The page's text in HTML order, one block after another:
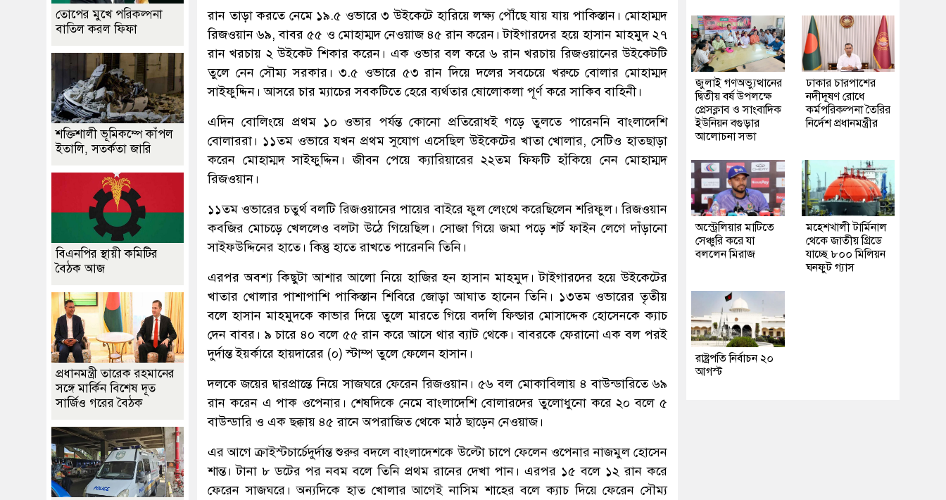
রান তাড়া করতে নেমে ১৯.৫ ওভারে ৩ উইকেটে হারিয়ে লক্ষ্য পৌঁছে যায় যায় পাকিস্তান। মোহাম্মদ
রিজওয়ান ৬৯, বাবর ৫৫ ও মোহাম্মদ নেওয়াজ ৪৫ রান করেন। টাইগারদের হয়ে হাসান মাহমুদ ২৭
রান খরচায় ২ উইকেট শিকার করেন। এক ওভার বল করে ৬ রান খরচায় রিজওয়ানের উইকেটটি
তুলে নেন সৌম্য সরকার। ৩.৫ ওভারে ৫৩ রান দিয়ে দলের সবচেয়ে খরুচে বোলার মোহাম্মদ
সাইফুদ্দিন। আসরে চার ম্যাচের সবকটিতে হেরে ব্যর্থতার ষোলোকলা পূর্ণ করে সাকিব বাহিনী।
এদিন বোলিংয়ে প্রথম ১০ ওভার পর্যন্ত কোনো প্রতিরোধই গড়ে তুলতে পারেননি বাংলাদেশি
বোলাররা। ১১তম ওভারে যখন প্রথম সুযোগ এসেছিল উইকেটের খাতা খোলার, সেটিও হাতছাড়া
করেন মোহাম্মদ সাইফুদ্দিন। জীবন পেয়ে ক্যারিয়ারের ২২তম ফিফটি হাঁকিয়ে নেন মোহাম্মদ
রিজওয়ান।
১১তম ওভারের চতুর্থ বলটি রিজওয়ানের পায়ের বাইরে ফুল লেংথে করেছিলেন শরিফুল। রিজওয়ান
কবজির মোচড়ে খেললেও বলটা উঠে গিয়েছিল। সোজা গিয়ে জমা পড়ে শর্ট ফাইন লেগে দাঁড়ানো
সাইফউদ্দিনের হাতে। কিন্তু হাতে রাখতে পারেননি তিনি।
এরপর অবশ্য কিছুটা আশার আলো নিয়ে হাজির হন হাসান মাহমুদ। টাইগারদের হয়ে উইকেটের
খাতার খোলার পাশাপাশি পাকিস্তান শিবিরে জোড়া আঘাত হানেন তিনি। ১৩তম ওভারের তৃতীয়
বলে হাসান মাহমুদকে কাভার দিয়ে তুলে মারতে গিয়ে বদলি ফিল্ডার মোসাদ্দেক হোসেনকে ক্যাচ
দেন বাবর। ৯ চারে ৪০ বলে ৫৫ রান করে আসে থার ব্যাট থেকে। বাবরকে ফেরানো এক বল পরই
দুর্দান্ত ইয়র্কারে হায়দারের (০) স্টাম্প তুলে ফেলেন হাসান।
দলকে জয়ের দ্বারপ্রান্তে নিয়ে সাজঘরে ফেরেন রিজওয়ান। ৫৬ বল মোকাবিলায় ৪ বাউন্ডারিতে ৬৯
রান করেন এ পাক ওপেনার। শেষদিকে নেমে বাংলাদেশি বোলারদের তুলোধুনো করে ২০ বলে ৫
বাউন্ডারি ও এক ছক্কায় ৪৫ রানে অপরাজিত থেকে মাঠ ছাড়েন নেওয়াজ।
এর আগে ক্রাইস্টচার্চেদুর্দান্ত শুরুর বদলে বাংলাদেশকে উল্টো চাপে ফেলেন ওপেনার নাজমুল হোসেন
শান্ত। টানা ৮ ডটের পর নবম বলে তিনি প্রথম রানের দেখা পান। এরপর ১৫ বলে ১২ রান করে
ফেরেন সাজঘরে। অন্যদিকে হাত খোলার আগেই নাসিম শাহের বলে ক্যাচ দিয়ে ফেরেন সৌম্য
তোপের মুখে পরিকল্পনা
বাতিল করল ফিফা
শক্তিশালী ভূমিকম্পে কাঁপল
ইতালি, সতর্কতা জারি
বিএনপির স্থায়ী কমিটির
বৈঠক আজ
প্রধানমন্ত্রী তারেক রহমানের
সঙ্গে মার্কিন বিশেষ দূত
সার্জিও গরের বৈঠক
জুলাই গণঅভ্যুত্থানের
দ্বিতীয় বর্ষ উপলক্ষে
প্রেসক্লাব ও সাংবাদিক
ইউনিয়ন বগুড়ার
আলোচনা সভা
ঢাকার চারপাশের
নদীদূষণ রোধে
কর্মপরিকল্পনা তৈরির
নির্দেশ প্রধানমন্ত্রীর
অস্ট্রেলিয়ার মাটিতে
সেঞ্চুরি করে যা
বললেন মিরাজ
মহেশখালী টার্মিনাল
থেকে জাতীয় গ্রিডে
যাচ্ছে ৮০০ মিলিয়ন
ঘনফুট গ্যাস
রাষ্ট্রপতি নির্বাচন ২০
আগস্ট